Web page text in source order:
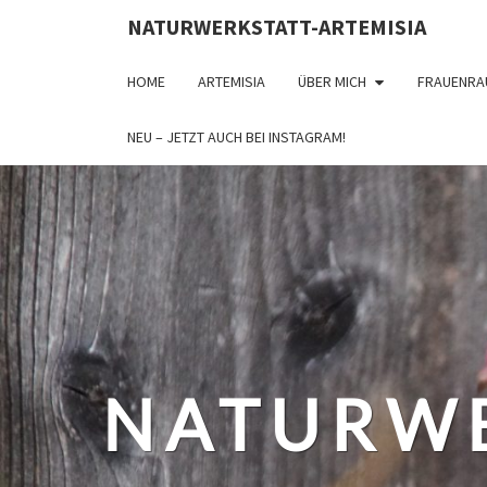
NATURWERKSTATT-ARTEMISIA
HOME ARTEMISIA ÜBER MICH
NEU – JETZT AUCH BEI INSTAGRAM!